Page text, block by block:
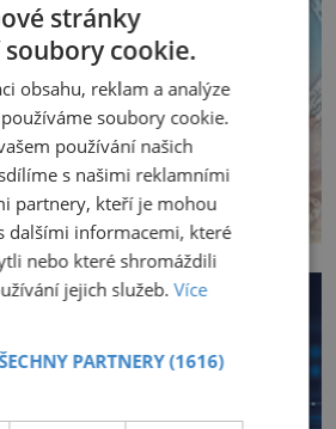
stránky
cookie.
obsahu, reklam a analýze
soubory cookie.
používání našich
s našimi reklamními
partnery, kteří je mohou
dalšími informacemi, které
nebo které shromáždili
jejich služeb.Více
PARTNERY(1616)